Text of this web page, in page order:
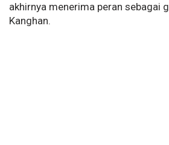
akhirnya menerima peran sebagai
Kanghan.